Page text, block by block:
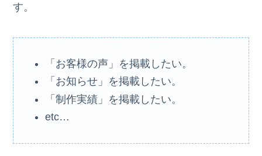
す。
「お客様の声」を掲載したい。
「お知らせ」を掲載したい。
「制作実績」を掲載したい。
etc…